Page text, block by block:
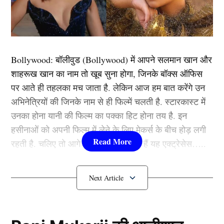
वायरल फोटो में बाईसेप्स दिखाती आई नजर
Bollywood:बॉलीवुड (Bollywood)में आपने सलमान खान और
शाहरूख खान का नाम तो खूब सुना होगा, जिनके बॉक्स ऑफिस
पर आते ही तहलका मच जाता है. लेकिन आज हम बात करेंगे उन
अभिनेत्रियों की जिनके नाम से ही फिल्में चलती है. स्टारकास्ट में
उनका होना यानी की फिल्म का पक्का हिट होना तय है. इन
हसीनाओं को अपनी फिल्म में लेने के लिए मेकर्स के बीच होड़ लगी
रहती है. चलिए तो आगे जानते हैं कौन-कौन हैं यह एक्ट्रेसेस…..
कौन हैंBollywood की यह हसीनाएं?
Padukone)